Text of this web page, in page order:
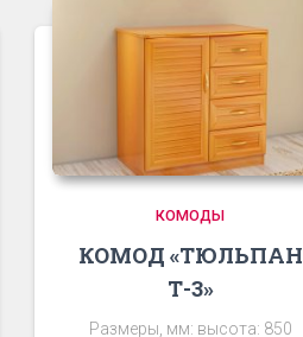
КОМОДЫ
КОМОД «ТЮЛЬПАН
Т-3»
Размеры, мм: высота: 850